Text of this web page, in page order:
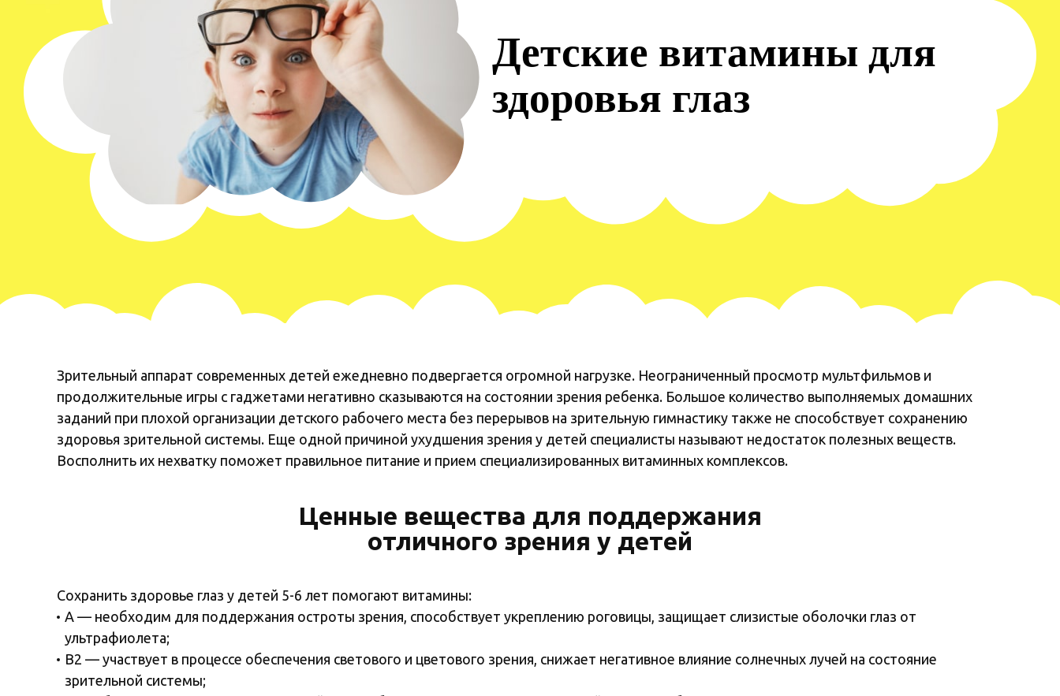
Детские витамины для
здоровья глаз
Зрительный аппарат современных детей ежедневно подвергается огромной нагрузке. Неограниченный просмотр мультфильмов и
продолжительные игры с гаджетами негативно сказываются на состоянии зрения ребенка. Большое количество выполняемых домашних
заданий при плохой организации детского рабочего места без перерывов на зрительную гимнастику также не способствует сохранению
здоровья зрительной системы. Еще одной причиной ухудшения зрения у детей специалисты называют недостаток полезных веществ.
Восполнить их нехватку поможет правильное питание и прием специализированных витаминных комплексов.
Ценные вещества для поддержания
отличного зрения у детей
Сохранить здоровье глаз у детей 5-6 лет помогают витамины:
А — необходим для поддержания остроты зрения, способствует укреплению роговицы, защищает слизистые оболочки глаз от
ультрафиолета;
В2 — участвует в процессе обеспечения светового и цветового зрения, снижает негативное влияние солнечных лучей на состояние
зрительной системы;